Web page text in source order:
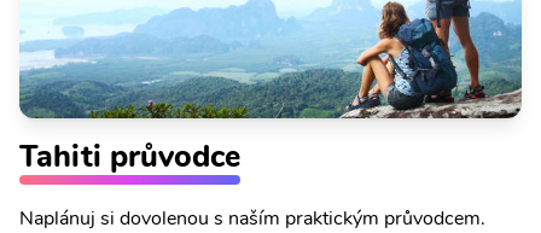
Tahiti průvodce
Naplánuj si dovolenou s naším praktickým průvodcem.